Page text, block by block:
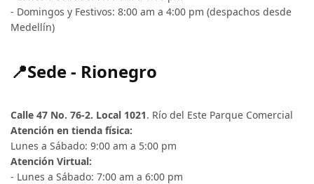
- Domingos y Festivos: 8:00 am a 4:00 pm (despachos desde
Medellín)
📍Sede - Rionegro
Calle 47 No. 76-2. Local 1021. Río del Este Parque Comercial
Atención en tienda física:
Lunes a Sábado: 9:00 am a 5:00 pm
Atención Virtual:
- Lunes a Sábado: 7:00 am a 6:00 pm